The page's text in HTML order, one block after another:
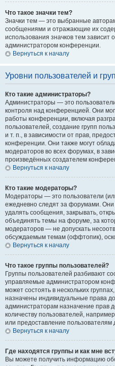
Что такое значки тем?
Значки тем — это выбранные
сообщениями и отражающие их
использования значков тем
администратором конференции.
Вернуться к началу
Уровни пользователей и
Кто такие администраторы?
Администраторы — это
контроля над конференцией. Они
работы конференции, включая
пользователей, создание групп
и т. п., в зависимости от прав,
конференции. Они также могут
модераторов во всех форумах, в
произведённых создателем
Вернуться к началу
Кто такие модераторы?
Модераторы — это пользователи
ежедневно следят за форумами.
удалять сообщения, закрывать,
объединять темы на форуме, за
модераторов — не допускать
обсуждаемым темам (оффтопик),
Вернуться к началу
Что такое группы пользователей?
Группы пользователей разбивают
управляемые администратором
может состоять в нескольких
назначены индивидуальные права
администраторам назначение прав
количеству пользователей,
или предоставление
Вернуться к началу
Где находятся группы и как мне
Вы можете получить информацию